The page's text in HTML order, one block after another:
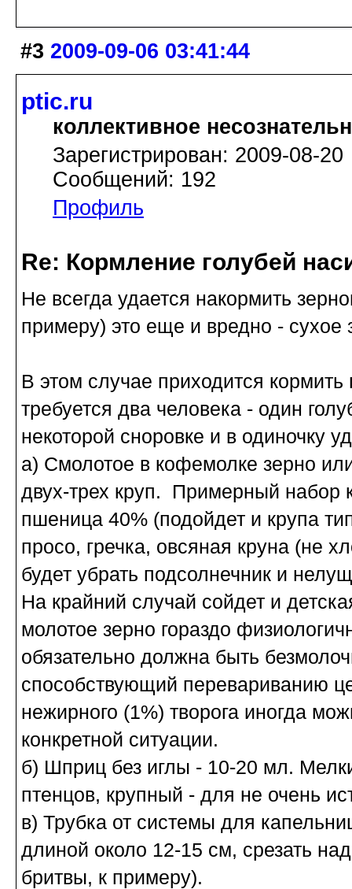
#3 2009-09-06 03:41:44
ptic.ru
коллективное
Зарегистрирован: 2009-08-20
Сообщений: 192
Профиль
Re: Кормление голубей
Не всегда удается накормить
примеру) это еще и вредно - сухое
В этом случае приходится
требуется два человека - один
некоторой сноровке и в одиночку
а) Смолотое в кофемолке зерно
двух-трех круп. Примерный набор
пшеница 40% (подойдет и крупа
просо, гречка, овсяная круна (не
будет убрать подсолнечник и
На крайний случай сойдет и
молотое зерно гораздо
обязательно должна быть
способствующий перевариванию
нежирного (1%) творога иногда
конкретной ситуации.
б) Шприц без иглы - 10-20 мл.
птенцов, крупный - для не очень
в) Трубка от системы для
длиной около 12-15 см, срезать
бритвы, к примеру).